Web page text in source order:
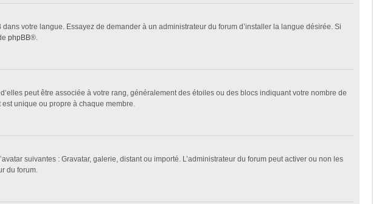
votre langue. Essayez de demander à un administrateur du forum d’installer la langue désirée. Si
phpBB®.
peut être associée à votre rang, généralement des étoiles ou des blocs indiquant votre nombre de
unique ou propre à chaque membre.
suivantes : Gravatar, galerie, distant ou importé. L’administrateur du forum peut activer ou non les
du forum.